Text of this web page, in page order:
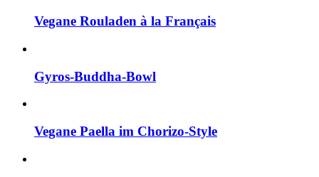
Vegane Rouladen à la Français
Gyros-Buddha-Bowl
Vegane Paella im Chorizo-Style